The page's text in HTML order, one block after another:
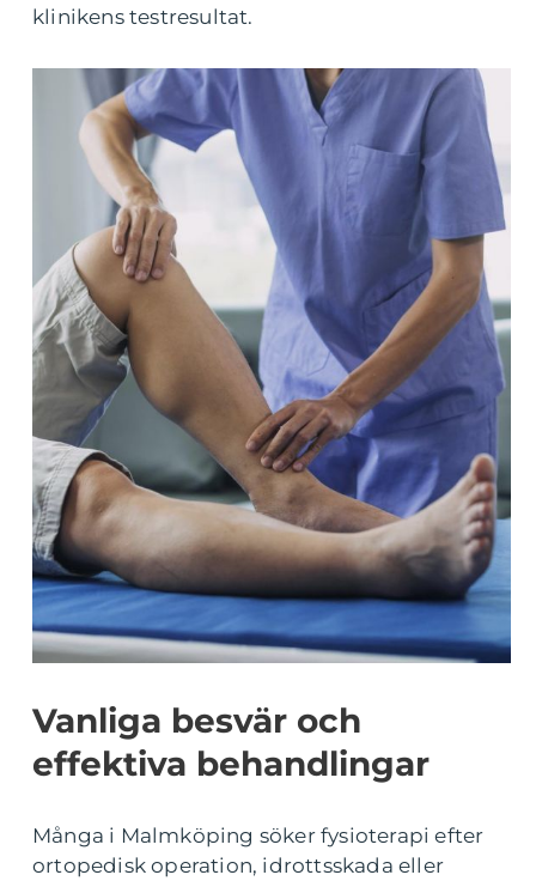
klinikens testresultat.
Vanliga besvär och
effektiva behandlingar
Många i Malmköping söker fysioterapi efter
ortopedisk operation, idrottsskada eller